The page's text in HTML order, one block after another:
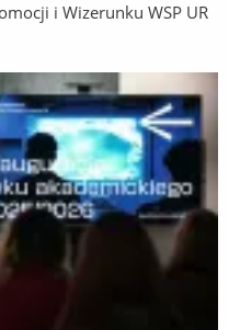
i Wizerunku WSP UR